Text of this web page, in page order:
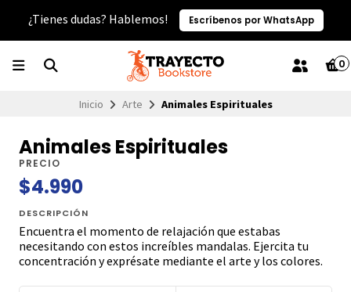
¿Tienes dudas? Hablemos! Escríbenos por WhatsApp
0
Inicio Arte Animales Espirituales
Animales Espirituales
PRECIO
$4.990
DESCRIPCIÓN
Encuentra el momento de relajación que estabas
necesitando con estos increíbles mandalas. Ejercita tu
concentración y exprésate mediante el arte y los colores.